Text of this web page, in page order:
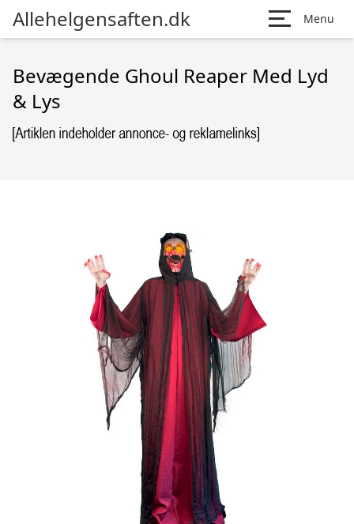
Allehelgensaften.dk Menu
Bevægende Ghoul Reaper Med Lyd
& Lys